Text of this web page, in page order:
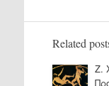
Related
Ζ.